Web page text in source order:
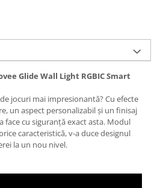
Glide Wall Light RGBIC Smart
jocuri mai impresionantă? Cu efecte
un aspect personalizabil și un finisaj
face cu siguranță exact asta. Modul
caracteristică, v-a duce designul
la un nou nivel.